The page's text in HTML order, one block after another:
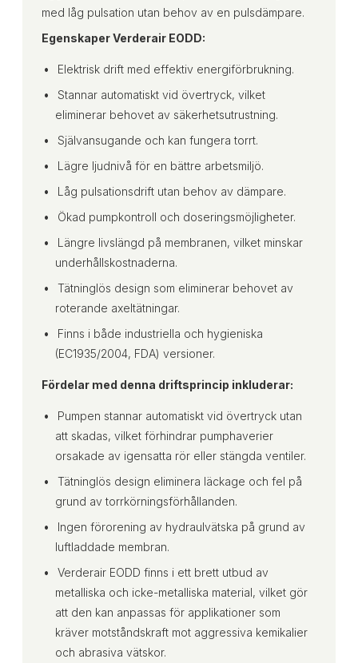
med låg pulsation utan behov av en pulsdämpare.
Egenskaper Verderair EODD:
Elektrisk drift med effektiv energiförbrukning.
Stannar automatiskt vid övertryck, vilket
eliminerar behovet av säkerhetsutrustning.
Självansugande och kan fungera torrt.
Lägre ljudnivå för en bättre arbetsmiljö.
Låg pulsationsdrift utan behov av dämpare.
Ökad pumpkontroll och doseringsmöjligheter.
Längre livslängd på membranen, vilket minskar
underhållskostnaderna.
Tätninglös design som eliminerar behovet av
roterande axeltätningar.
Finns i både industriella och hygieniska
(EC1935/2004, FDA) versioner.
Fördelar med denna driftsprincip inkluderar:
Pumpen stannar automatiskt vid övertryck utan
att skadas, vilket förhindrar pumphaverier
orsakade av igensatta rör eller stängda ventiler.
Tätninglös design eliminera läckage och fel på
grund av torrkörningsförhållanden.
Ingen förorening av hydraulvätska på grund av
luftladdade membran.
Verderair EODD finns i ett brett utbud av
metalliska och icke-metalliska material, vilket gör
att den kan anpassas för applikationer som
kräver motståndskraft mot aggressiva kemikalier
och abrasiva vätskor.